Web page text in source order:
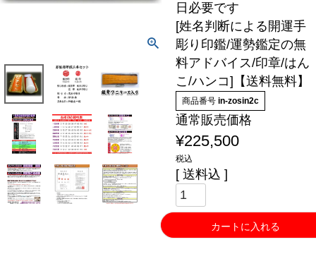
日必要です
[姓名判断による開運手
彫り印鑑/運勢鑑定の無
料アドバイス/印章/はん
こ/ハンコ]【送料無料】
商品番号 in-zosin2c
通常販売価格
¥225,500
税込
送料込
カートに入れる